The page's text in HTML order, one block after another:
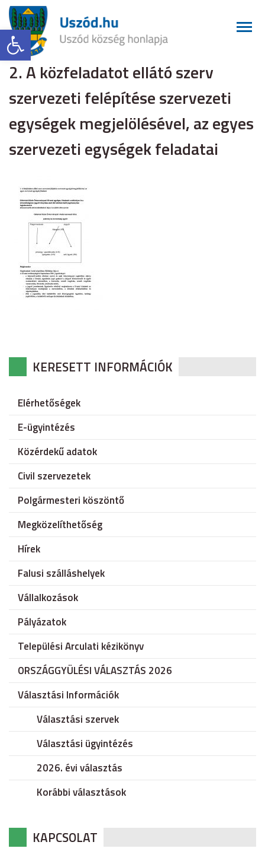
Eszköztár megnyitása
2. A közfeladatot ellátó szerv
szervezeti felépítése szervezeti
egységek megjelölésével, az egyes
szervezeti egységek feladatai
KERESETT INFORMÁCIÓK
Elérhetőségek
E-ügyintézés
Közérdekű adatok
Civil szervezetek
Polgármesteri köszöntő
Megközelíthetőség
Hírek
Falusi szálláshelyek
Vállalkozások
Pályázatok
Települési Arculati kézikönyv
ORSZÁGGYÜLÉSI VÁLASZTÁS 2026
Választási Információk
Választási szervek
Választási ügyintézés
2026. évi választás
Korábbi választások
KAPCSOLAT